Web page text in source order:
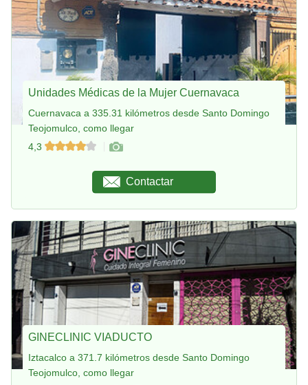
Unidades Médicas de la Mujer Cuernavaca
Cuernavaca a 335.31 kilómetros desde Santo Domingo
Teojomulco, como llegar
4,3
Contactar
GINECLINIC VIADUCTO
Iztacalco a 371.7 kilómetros desde Santo Domingo
Teojomulco, como llegar